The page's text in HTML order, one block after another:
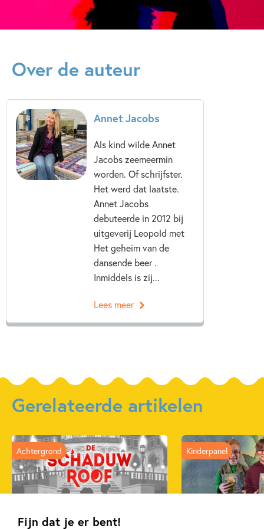
Fijn dat je er bent!
Kenmerken van dit boek
Emoties & gevoelens
Humor
Zelfvertrouwen & weerbaarheid
Over de auteur
Annet Jacobs
Als kind wilde Annet
Jacobs zeemeermin
worden. Of schrijfster.
Het werd dat laatste.
Annet Jacobs
debuteerde in 2012 bij
uitgeverij Leopold met
Het geheim van de
dansende beer .
Inmiddels is zij...
Lees meer
Gerelateerde artikelen
20 APRIL 2026
Achtergrond Kinderpanel